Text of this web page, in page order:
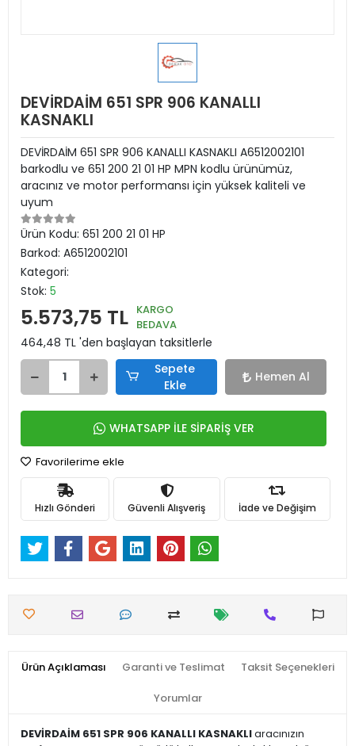
DEVİRDAİM 651 SPR 906 KANALLI
KASNAKLI
DEVİRDAİM 651 SPR 906 KANALLI KASNAKLI A6512002101
barkodlu ve 651 200 21 01 HP MPN kodlu ürünümüz,
aracınız ve motor performansı için yüksek kaliteli ve
uyum
Ürün Kodu: 651 200 21 01 HP
Barkod: A6512002101
Kategori:
Stok: 5
5.573,75 TL KARGO
BEDAVA
464,48 TL 'den başlayan taksitlerle
Sepete
Ekle
Hemen Al
WHATSAPP İLE SİPARİŞ VER
Favorilerime ekle
Hızlı Gönderi Güvenli Alışveriş İade ve Değişim
Ürün Açıklaması Garanti ve Teslimat Taksit Seçenekleri
Yorumlar
DEVİRDAİM 651 SPR 906 KANALLI KASNAKLIaracınızın